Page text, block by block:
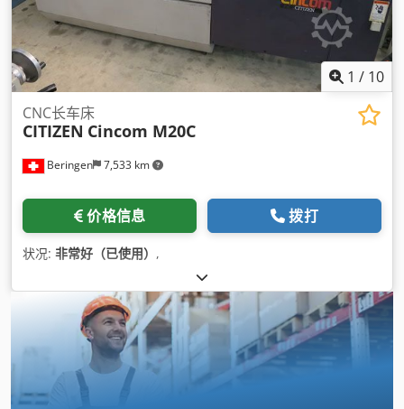
1 / 10
Beringen 7,533 km
CNC长车床
CITIZEN Cincom M20C
价格信息 拨打
状况: 非常好（已使用） ,